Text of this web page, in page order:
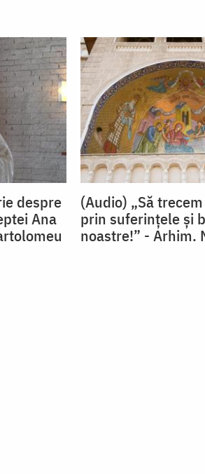
despre
Ana
(Audio) „Să
prin suferințele și
noastre!” - Arhim.